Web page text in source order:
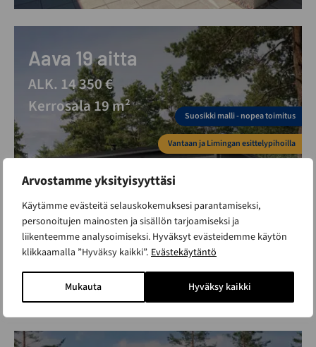
Arvostamme yksityisyyttäsi
Käytämme evästeitä selauskokemuksesi parantamiseksi,
personoitujen mainosten ja sisällön tarjoamiseksi ja
liikenteemme analysoimiseksi. Hyväksyt evästeidemme käytön
klikkaamalla ”Hyväksy kaikki”. Evästekäytäntö
Mukauta Hyväksy kaikki
Aava 19 aitta
ALK. 14 350 €
Kerrosala 19 m²
Suosikki malli - nopea toimitus
Vantaan ja Limingan esittelypihoilla